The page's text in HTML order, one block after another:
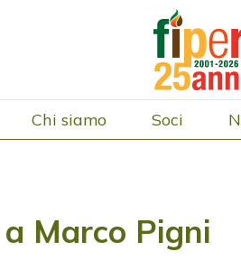
Chi siamo Soci
Marco Pigni